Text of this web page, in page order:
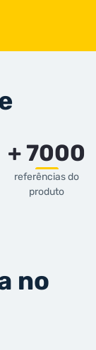
+ 7000
referências do
produto
no